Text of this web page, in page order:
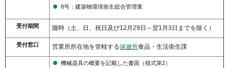
8号：建築物環境衛生総合管理業
受付期間 随時（土、日、祝日及び12月29日～翌1月3日までを除く）
受付窓口 営業所所在地を管轄する保健所食品・生活衛生課
機械器具の概要を記載した書面（様式第2）